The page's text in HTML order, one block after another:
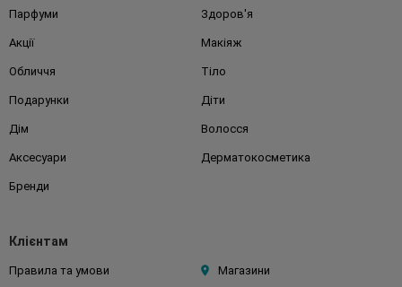
Парфуми Здоров'я
Акції Макіяж
Обличчя Тіло
Подарунки Діти
Дім Волосся
Аксесуари Дерматокосметика
Бренди
Клієнтам
Правила та умови Магазини